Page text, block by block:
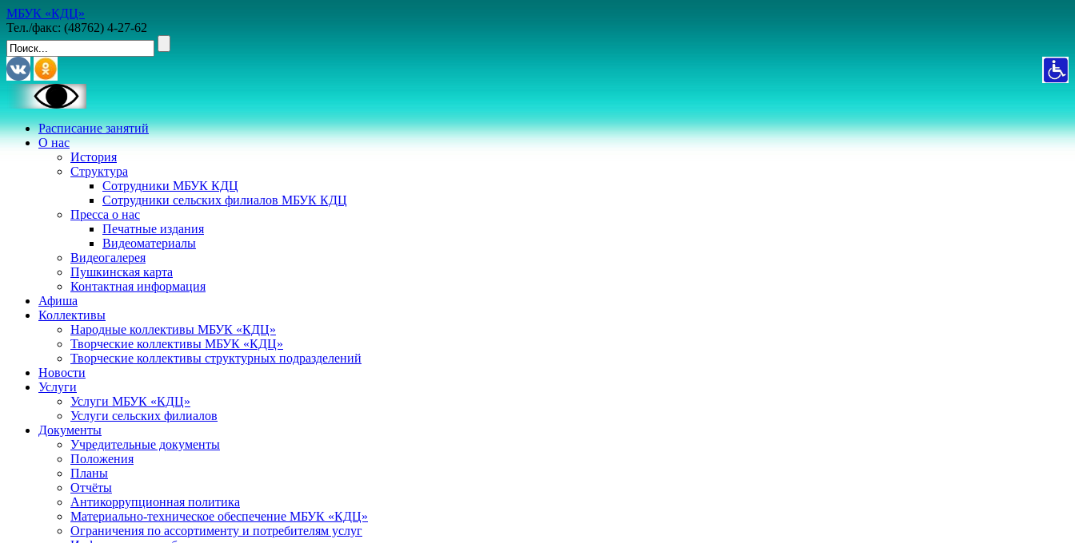
МБУК «КДЦ»
Тел./факс: (48762) 4-27-62
Расписание занятий
О нас
История
Структура
Сотрудники МБУК КДЦ
Сотрудники сельских филиалов МБУК КДЦ
Пресса о нас
Печатные издания
Видеоматериалы
Видеогалерея
Пушкинская карта
Контактная информация
Афиша
Коллективы
Народные коллективы МБУК «КДЦ»
Творческие коллективы МБУК «КДЦ»
Творческие коллективы структурных подразделений
Новости
Услуги
Услуги МБУК «КДЦ»
Услуги сельских филиалов
Документы
Учредительные документы
Положения
Планы
Отчёты
Антикоррупционная политика
Материально-техническое обеспечение МБУК «КДЦ»
Ограничения по ассортименту и потребителям услуг